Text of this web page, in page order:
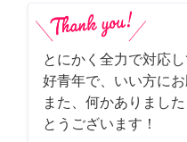
とにかく全力で対応
好青年で、いい方に
また、何かありまし
とうございます！